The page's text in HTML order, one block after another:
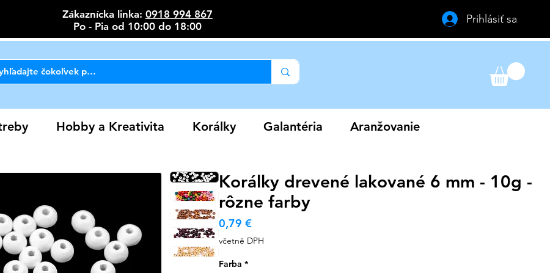
Zákaznícka linka: 0918 994 867
Po - Pia od 10:00 do 18:00
Prihlásiť sa
Hobby a Kreativita Korálky Galantéria Aranžovanie
Korálky drevené lakované 6 mm - 10g -
rôzne farby
0,79 €Cena
včetně DPH
Farba *